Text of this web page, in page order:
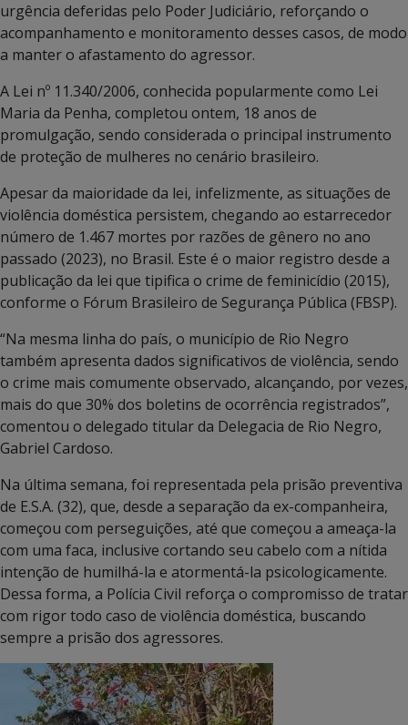
urgência deferidas pelo Poder Judiciário, reforçando o
acompanhamento e monitoramento desses casos, de modo
a manter o afastamento do agressor.
A Lei nº 11.340/2006, conhecida popularmente como Lei
Maria da Penha, completou ontem, 18 anos de
promulgação, sendo considerada o principal instrumento
de proteção de mulheres no cenário brasileiro.
Apesar da maioridade da lei, infelizmente, as situações de
violência doméstica persistem, chegando ao estarrecedor
número de 1.467 mortes por razões de gênero no ano
passado (2023), no Brasil. Este é o maior registro desde a
publicação da lei que tipifica o crime de feminicídio (2015),
conforme o Fórum Brasileiro de Segurança Pública (FBSP).
“Na mesma linha do país, o município de Rio Negro
também apresenta dados significativos de violência, sendo
o crime mais comumente observado, alcançando, por vezes,
mais do que 30% dos boletins de ocorrência registrados”,
comentou o delegado titular da Delegacia de Rio Negro,
Gabriel Cardoso.
Na última semana, foi representada pela prisão preventiva
de E.S.A. (32), que, desde a separação da ex-companheira,
começou com perseguições, até que começou a ameaça-la
com uma faca, inclusive cortando seu cabelo com a nítida
intenção de humilhá-la e atormentá-la psicologicamente.
Dessa forma, a Polícia Civil reforça o compromisso de tratar
com rigor todo caso de violência doméstica, buscando
sempre a prisão dos agressores.